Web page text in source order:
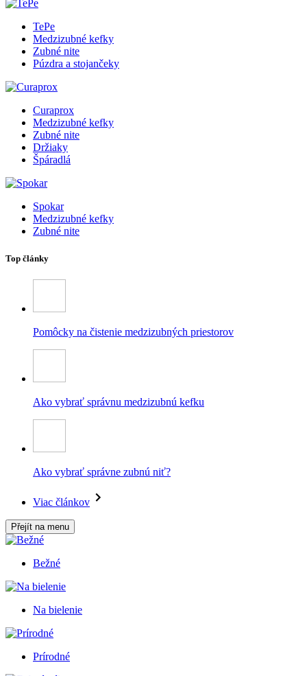
TePe
Medzizubné kefky
Zubné nite
Púzdra a stojančeky
Curaprox
Medzizubné kefky
Zubné nite
Držiaky
Špáradlá
Spokar
Medzizubné kefky
Zubné nite
Top články
Pomôcky na čistenie medzizubných priestorov
Ako vybrať správnu medzizubnú kefku
Ako vybrať správne zubnú niť?
Viac článkov
Přejít na menu
Bežné
Na bielenie
Prírodné